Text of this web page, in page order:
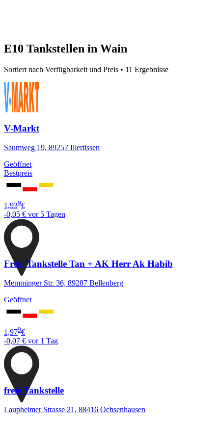
E10 Tankstellen in Wain
Sortiert nach Verfügbarkeit und Preis • 11 Ergebnisse
V-Markt
Saumweg 19, 89257 Illertissen
Geöffnet
Bestpreis
1,939€
-0,05 € vor 5 Tagen
Freie Tankstelle Tan + AK Herr Ak Habib
Memminger Str. 36, 89287 Bellenberg
Geöffnet
1,979€
-0,07 € vor 1 Tag
freie Tankstelle
Laupheimer Strasse 21, 88416 Ochsenhausen